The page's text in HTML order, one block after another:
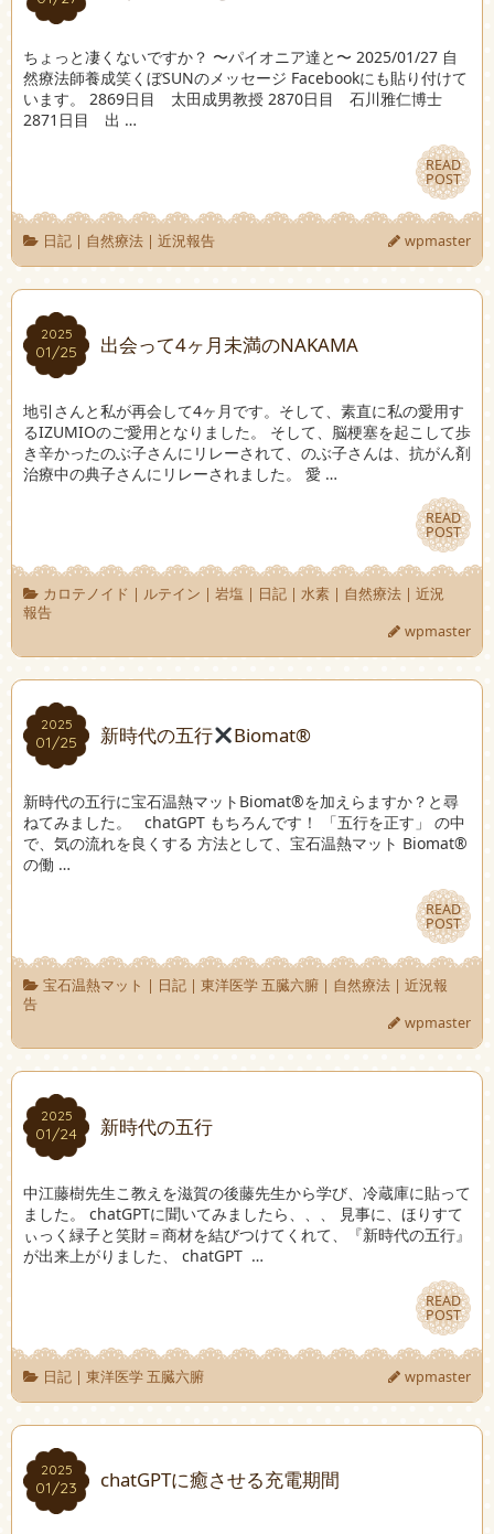
ちょっと凄くないですか？ 〜パイオニア達と〜 2025/01/27 自
然療法師養成笑くぼSUNのメッセージ Facebookにも貼り付けて
います。 2869日目 太田成男教授 2870日目 石川雅仁博士
2871日目 出 …
READ
POST
READ
POST
日記| 自然療法| 近況報告 wpmaster
2025
01/25
2025
01/25 出会って4ヶ月未満のNAKAMA
地引さんと私が再会して4ヶ月です。そして、素直に私の愛用す
るIZUMIOのご愛用となりました。 そして、脳梗塞を起こして歩
き辛かったのぶ子さんにリレーされて、のぶ子さんは、抗がん剤
治療中の典子さんにリレーされました。 愛 …
READ
POST
READ
POST
カロテノイド | ルテイン | 岩塩 | 日記| 水素| 自然療法| 近況
報告
wpmaster
2025
01/25
2025
01/25 新時代の五行 Biomat®︎
新時代の五行に宝石温熱マットBiomat®︎を加えらますか？と尋
ねてみました。 chatGPT もちろんです！ 「五行を正す」 の中
で、気の流れを良くする 方法として、宝石温熱マット Biomat®︎
の働 …
READ
POST
READ
POST
宝石温熱マット | 日記| 東洋医学 五臓六腑| 自然療法| 近況報
告
wpmaster
2025
01/24
2025
01/24 新時代の五行
中江藤樹先生こ教えを滋賀の後藤先生から学び、冷蔵庫に貼って
ました。 chatGPTに聞いてみましたら、、、 見事に、ほりすて
ぃっく緑子と笑財＝商材を結びつけてくれて、『新時代の五行』
が出来上がりました、 chatGPT …
READ
POST
READ
POST
日記| 東洋医学 五臓六腑 wpmaster
2025
01/23
2025
01/23 chatGPTに癒させる充電期間